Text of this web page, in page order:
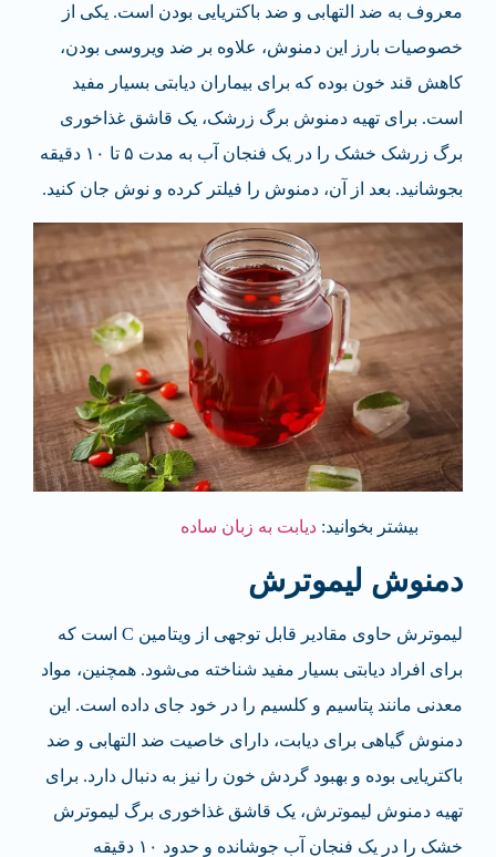
معروف به ضد التهابی و ضد باکتریایی بودن است. یکی از
خصوصیات بارز این دمنوش، علاوه بر ضد ویروسی بودن،
کاهش قند خون بوده که برای بیماران دیابتی بسیار مفید
است. برای تهیه دمنوش برگ زرشک، یک قاشق غذاخوری
برگ زرشک خشک را در یک فنجان آب به مدت ۵ تا ۱۰ دقیقه
بجوشانید. بعد از آن، دمنوش را فیلتر کرده و نوش جان کنید.
بیشتر بخوانید: دیابت به زبان ساده
دمنوش لیموترش
لیموترش حاوی مقادیر قابل توجهی از ویتامین C است که
برای افراد دیابتی بسیار مفید شناخته می­‌شود. همچنین، مواد
معدنی مانند پتاسیم و کلسیم را در خود جای داده است. این
دمنوش گیاهی برای دیابت، دارای خاصیت ضد التهابی و ضد
باکتریایی بوده و بهبود گردش خون را نیز به دنبال دارد. برای
تهیه دمنوش لیموترش، یک قاشق غذاخوری برگ لیموترش
خشک را در یک فنجان آب جوشانده و حدود ۱۰ دقیقه